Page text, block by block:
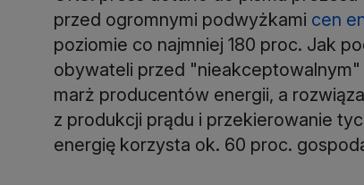
przed ogromnymi podwyżkami cen
poziomie co najmniej 180 proc. Jak
obywateli przed
marż producentów energii, a
z produkcji prądu i przekierowanie
energię korzysta ok. 60 proc.